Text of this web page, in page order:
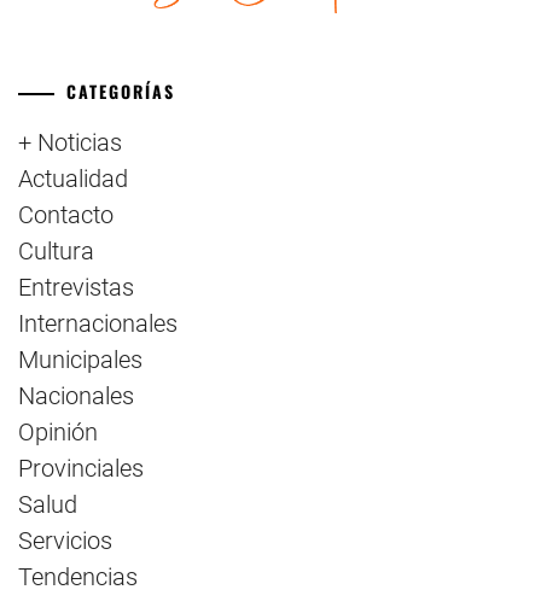
CATEGORÍAS
+ Noticias
Actualidad
Contacto
Cultura
Entrevistas
Internacionales
Municipales
Nacionales
Opinión
Provinciales
Salud
Servicios
Tendencias